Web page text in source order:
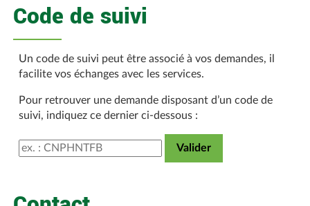
MES DEMANDES
MON PROFIL
Code de suivi
Un code de suivi peut être associé à vos demandes, il
facilite vos échanges avec les services.
Pour retrouver une demande disposant d’un code de
suivi, indiquez ce dernier ci-dessous :
Code de suivi
Valider